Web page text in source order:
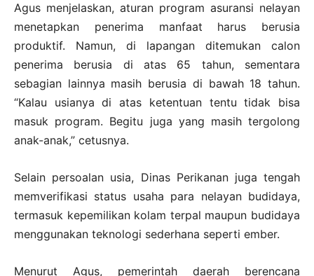
Agus menjelaskan, aturan program asuransi nelayan
menetapkan penerima manfaat harus berusia
produktif. Namun, di lapangan ditemukan calon
penerima berusia di atas 65 tahun, sementara
sebagian lainnya masih berusia di bawah 18 tahun.
“Kalau usianya di atas ketentuan tentu tidak bisa
masuk program. Begitu juga yang masih tergolong
anak-anak,” cetusnya.
Selain persoalan usia, Dinas Perikanan juga tengah
memverifikasi status usaha para nelayan budidaya,
termasuk kepemilikan kolam terpal maupun budidaya
menggunakan teknologi sederhana seperti ember.
Menurut Agus, pemerintah daerah berencana